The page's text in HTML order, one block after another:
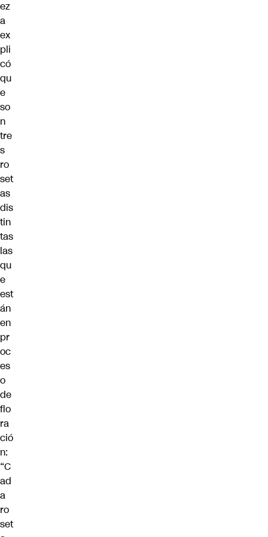
ez
a
ex
pli
có
qu
e
so
n
tre
s
ro
set
as
dis
tin
tas
las
qu
e
est
án
en
pr
oc
es
o
de
flo
ra
ció
n:
“C
ad
a
ro
set